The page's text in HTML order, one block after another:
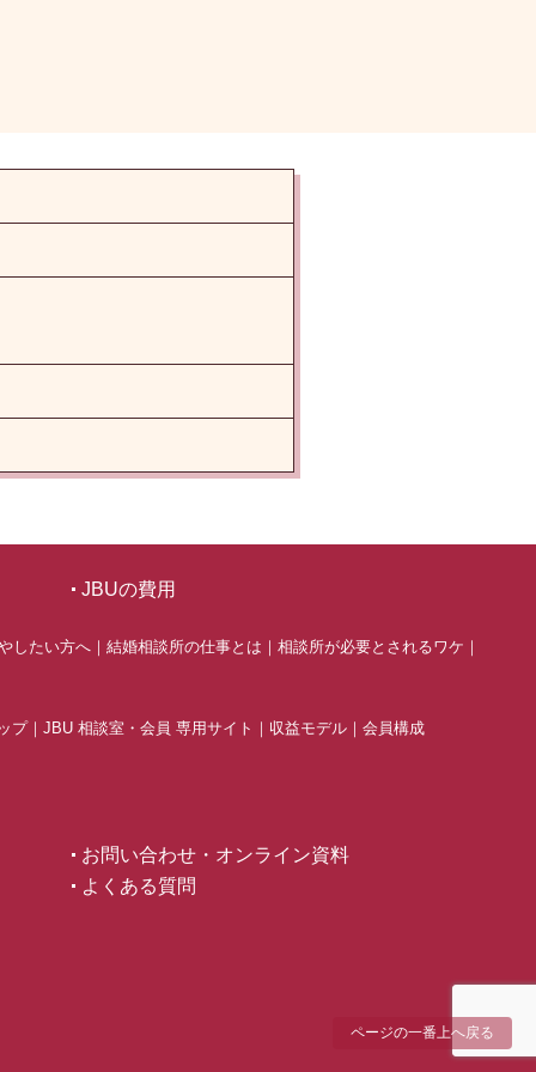
ページの一番上へ戻る
JBUの費用
したい方へ ｜結婚相談所の仕事とは ｜相談所が必要とされるワケ ｜
プ｜JBU 相談室・会員 専用サイト ｜ 収益モデル ｜会員構成
お問い合わせ・オンライン資料
よくある質問